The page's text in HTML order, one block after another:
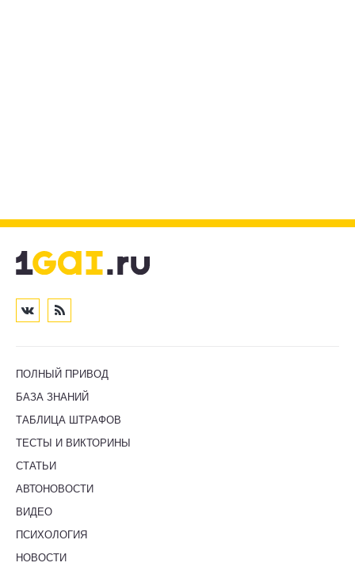
ПОЛНЫЙ ПРИВОД
БАЗА ЗНАНИЙ
ТАБЛИЦА ШТРАФОВ
ТЕСТЫ И ВИКТОРИНЫ
СТАТЬИ
АВТОНОВОСТИ
ВИДЕО
ПСИХОЛОГИЯ
НОВОСТИ